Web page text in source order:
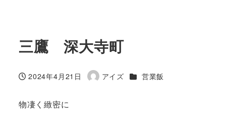
三鷹 深大寺町
投稿日
2024年4月21日
著
アイズ カテゴリー
営業飯
物凄く緻密に